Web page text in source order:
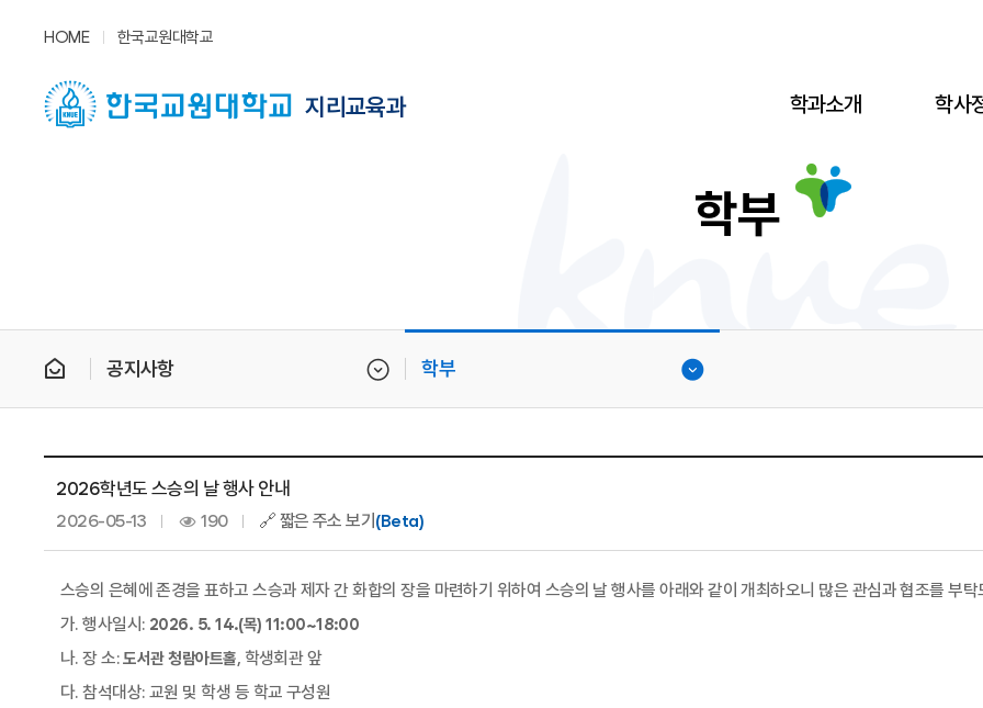
HOME 한국교원대학교
지리교육과 학과소개 학사
학부
공지사항 학부
2026학년도 스승의 날 행사 안내
2026-05-13 190 🔗 짧은 주소 보기 (Beta)
스승의 은혜에 존경을 표하고 스승과 제자 간 화합의 장을 마련하기 위하여 스승의 날 행사를 아래와 같이 개최하오니 많은 관심과 협조를 부탁
가.행사일시: 2026. 5. 14.(목) 11:00~18:00
나.장 소:도서관 청람아트홀, 학생회관 앞
다.참석대상: 교원 및 학생 등 학교 구성원